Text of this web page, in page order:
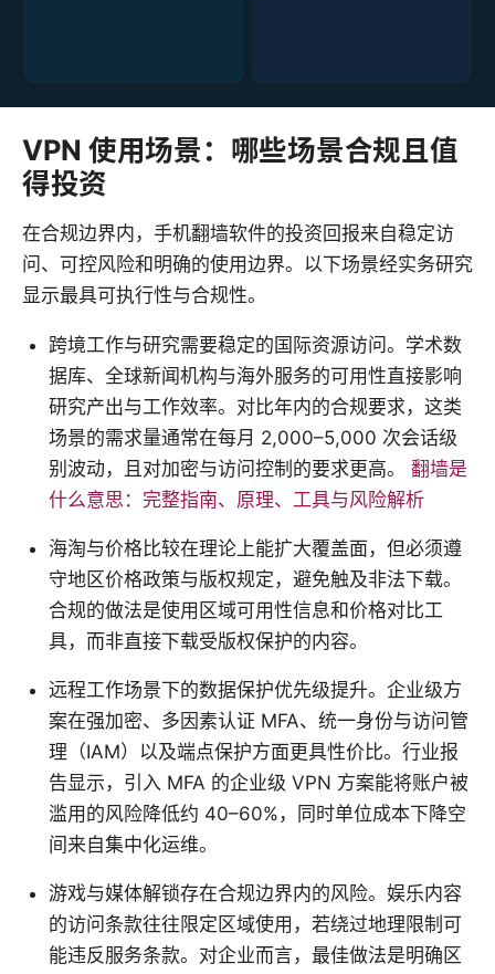
VPN 使用场景：哪些场景合规且值
得投资
在合规边界内，手机翻墙软件的投资回报来自稳定访
问、可控风险和明确的使用边界。以下场景经实务研究
显示最具可执行性与合规性。
跨境工作与研究需要稳定的国际资源访问。学术数
据库、全球新闻机构与海外服务的可用性直接影响
研究产出与工作效率。对比年内的合规要求，这类
场景的需求量通常在每月 2,000–5,000 次会话级
别波动，且对加密与访问控制的要求更高。 翻墙是
什么意思：完整指南、原理、工具与风险解析
海淘与价格比较在理论上能扩大覆盖面，但必须遵
守地区价格政策与版权规定，避免触及非法下载。
合规的做法是使用区域可用性信息和价格对比工
具，而非直接下载受版权保护的内容。
远程工作场景下的数据保护优先级提升。企业级方
案在强加密、多因素认证 MFA、统一身份与访问管
理（IAM）以及端点保护方面更具性价比。行业报
告显示，引入 MFA 的企业级 VPN 方案能将账户被
滥用的风险降低约 40–60%，同时单位成本下降空
间来自集中化运维。
游戏与媒体解锁存在合规边界内的风险。娱乐内容
的访问条款往往限定区域使用，若绕过地理限制可
能违反服务条款。对企业而言，最佳做法是明确区